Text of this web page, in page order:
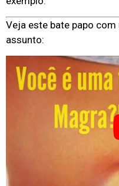
Veja este bate papo
assunto: